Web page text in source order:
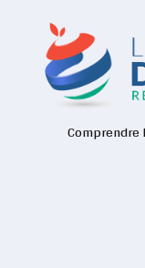
Comprendre